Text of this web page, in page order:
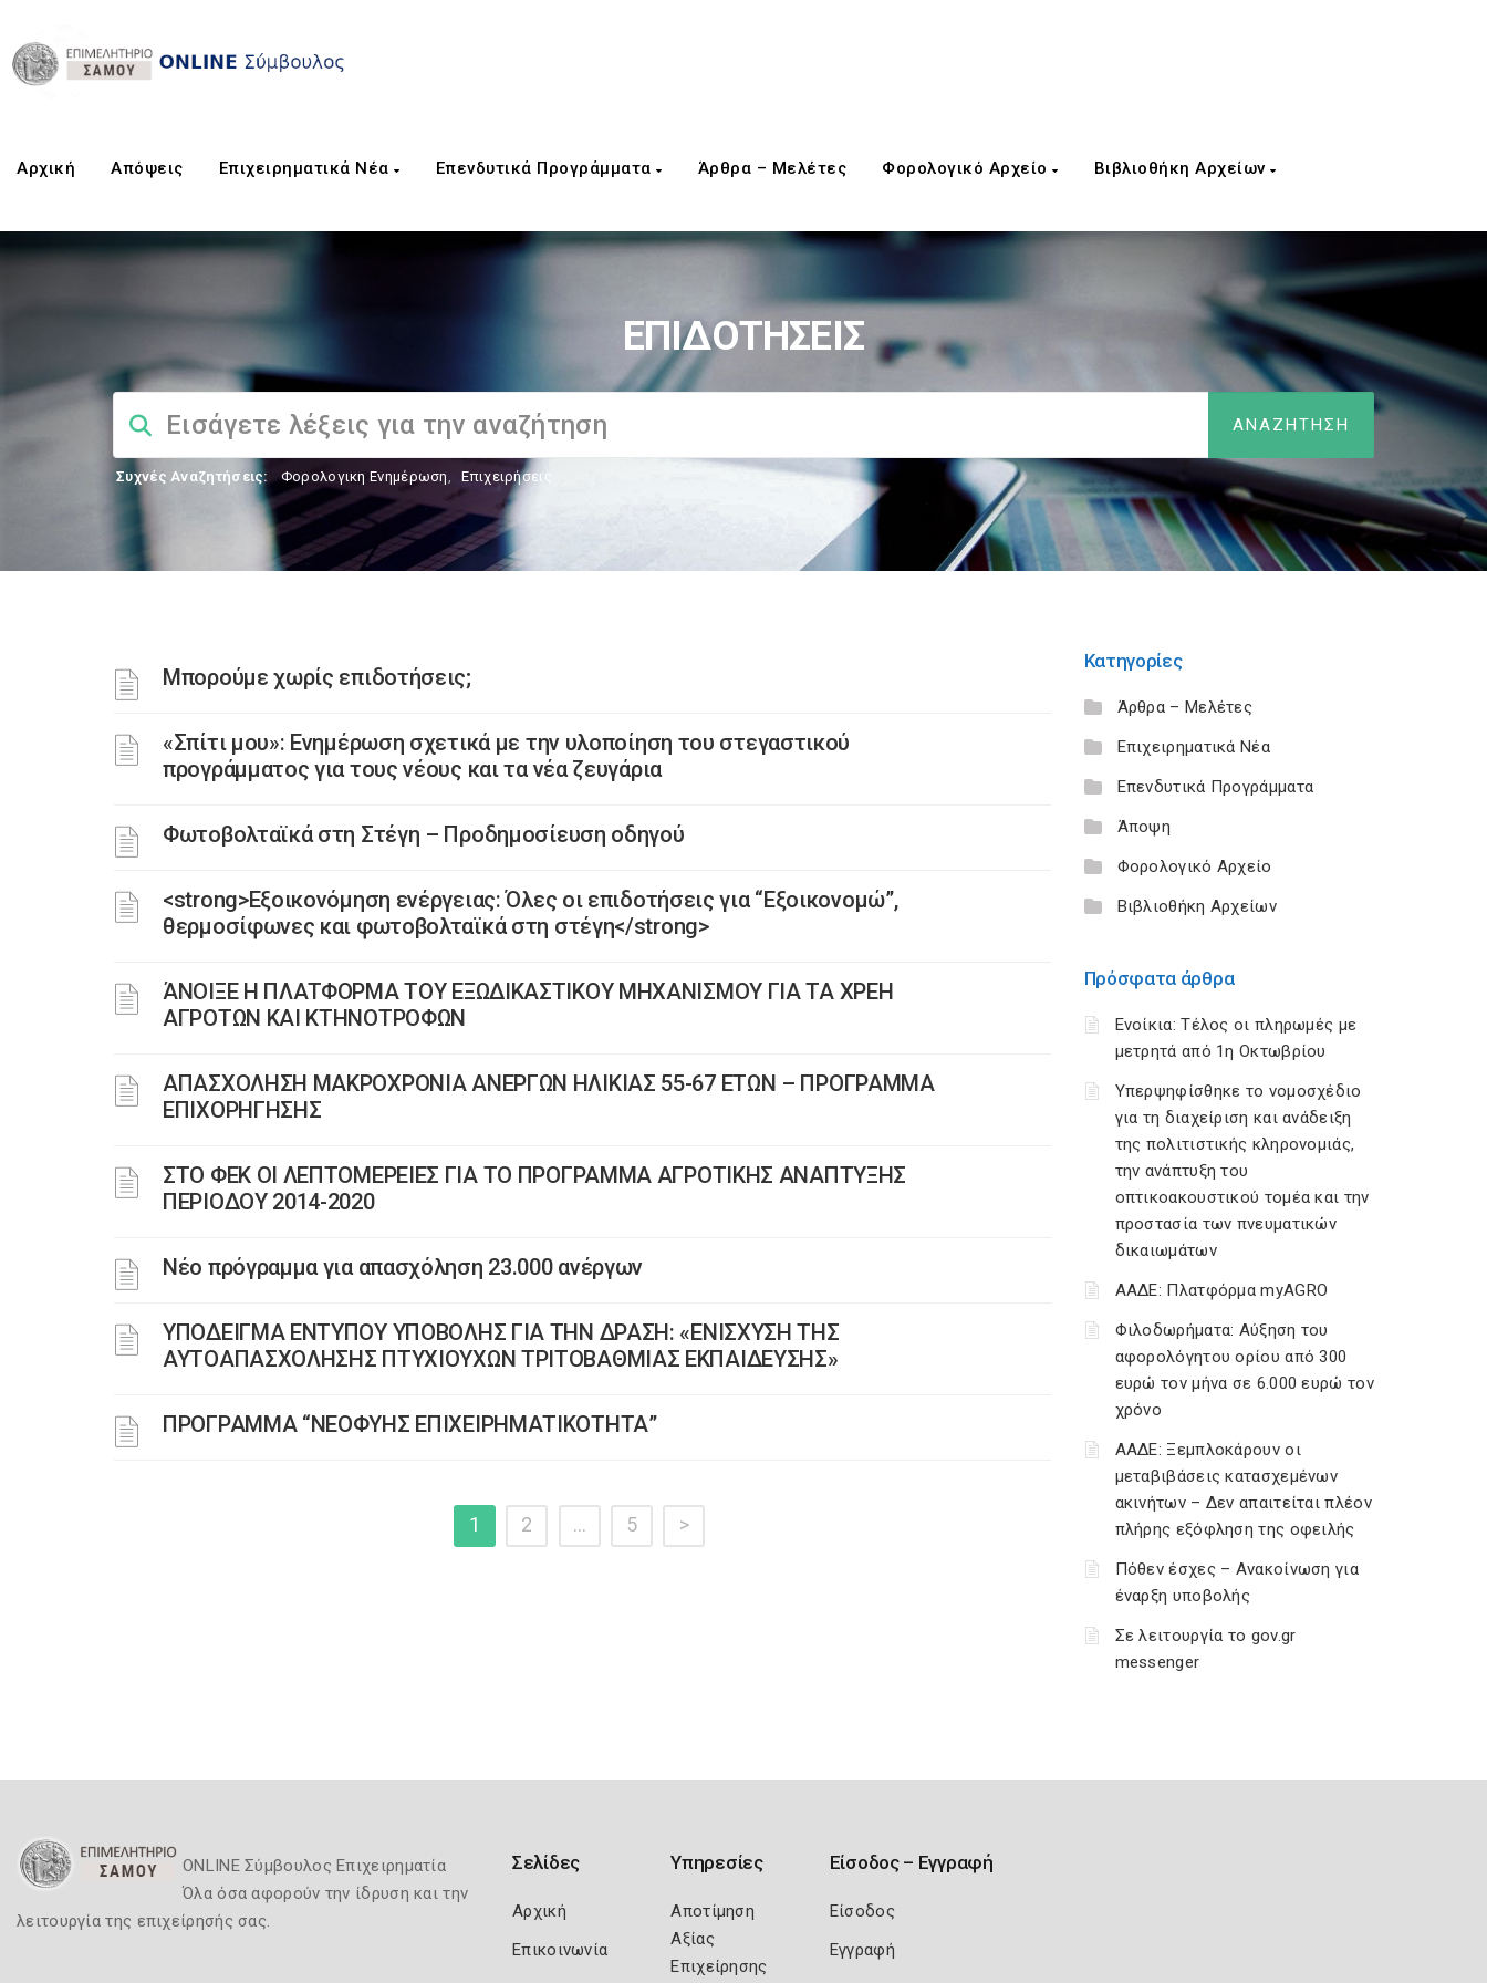
Αρχική Aπόψεις Επιχειρηματικά Νέα Επενδυτικά Προγράμματα Άρθρα – Μελέτες Φορολογικό Αρχείο Βιβλιοθήκη Αρχείων
ΕΠΙΔΟΤΗΣΕΙΣ
Συχνές Αναζητήσεις: Φορολογικη Ενημέρωση, Επιχειρήσεις
Μπορούμε χωρίς επιδοτήσεις;
«Σπίτι μου»: Ενημέρωση σχετικά με την υλοποίηση του στεγαστικού
προγράμματος για τους νέους και τα νέα ζευγάρια
Φωτοβολταϊκά στη Στέγη – Προδημοσίευση οδηγού
<strong>Εξοικονόμηση ενέργειας: Όλες οι επιδοτήσεις για “Εξοικονομώ”,
θερμοσίφωνες και φωτοβολταϊκά στη στέγη</strong>
ΆΝΟΙΞΕ Η ΠΛΑΤΦΟΡΜΑ ΤΟΥ ΕΞΩΔΙΚΑΣΤΙΚΟΥ ΜΗΧΑΝΙΣΜΟΥ ΓΙΑ ΤΑ ΧΡΕΗ
ΑΓΡΟΤΩΝ ΚΑΙ ΚΤΗΝΟΤΡΟΦΩΝ
ΑΠΑΣΧΟΛΗΣΗ ΜΑΚΡΟΧΡΟΝΙΑ ΑΝΕΡΓΩΝ ΗΛΙΚΙΑΣ 55-67 ΕΤΩΝ – ΠΡΟΓΡΑΜΜΑ
ΕΠΙΧΟΡΗΓΗΣΗΣ
ΣΤΟ ΦΕΚ ΟΙ ΛΕΠΤΟΜΕΡΕΙΕΣ ΓΙΑ ΤΟ ΠΡΟΓΡΑΜΜΑ ΑΓΡΟΤΙΚΗΣ ΑΝΑΠΤΥΞΗΣ
ΠΕΡΙΟΔΟΥ 2014-2020
Νέο πρόγραμμα για απασχόληση 23.000 ανέργων
ΥΠΟΔΕΙΓΜΑ ΕΝΤΥΠΟΥ ΥΠΟΒΟΛΗΣ ΓΙΑ ΤΗΝ ΔΡΑΣΗ: «ΕΝΙΣΧΥΣΗ ΤΗΣ
ΑΥΤΟΑΠΑΣΧΟΛΗΣΗΣ ΠΤΥΧΙΟΥΧΩΝ ΤΡΙΤΟΒΑΘΜΙΑΣ ΕΚΠΑΙΔΕΥΣΗΣ»
ΠΡΟΓΡΑΜΜΑ “ΝΕΟΦΥΗΣ ΕΠΙΧΕΙΡΗΜΑΤΙΚΟΤΗΤΑ”
1 2 … 5 >
Κατηγορίες
Άρθρα – Μελέτες
Επιχειρηματικά Νέα
Επενδυτικά Προγράμματα
Άποψη
Φορολογικό Αρχείο
Βιβλιοθήκη Αρχείων
Πρόσφατα άρθρα
Ενοίκια: Τέλος οι πληρωμές με
μετρητά από 1η Οκτωβρίου
Υπερψηφίσθηκε το νομοσχέδιο
για τη διαχείριση και ανάδειξη
της πολιτιστικής κληρονομιάς,
την ανάπτυξη του
οπτικοακουστικού τομέα και την
προστασία των πνευματικών
δικαιωμάτων
ΑΑΔΕ: Πλατφόρμα myAGRO
Φιλοδωρήματα: Αύξηση του
αφορολόγητου ορίου από 300
ευρώ τον μήνα σε 6.000 ευρώ τον
χρόνο
ΑΑΔΕ: Ξεμπλοκάρουν οι
μεταβιβάσεις κατασχεμένων
ακινήτων – Δεν απαιτείται πλέον
πλήρης εξόφληση της οφειλής
Πόθεν έσχες – Ανακοίνωση για
έναρξη υποβολής
Σε λειτουργία το gov.gr
messenger
ONLINE Σύμβουλος Επιχειρηματία
Όλα όσα αφορούν την ίδρυση και την
λειτουργία της επιχείρησής σας.
Σελίδες
Αρχική
Επικοινωνία
Υπηρεσίες
Αποτίμηση
Αξίας
Επιχείρησης
Είσοδος – Εγγραφή
Είσοδος
Εγγραφή